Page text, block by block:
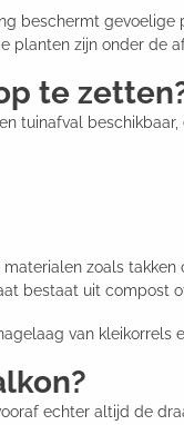
beschermt
planten zijn onder de
te
tuinafval
zoals
bestaat uit compost
van kleikorrels
echter altijd de